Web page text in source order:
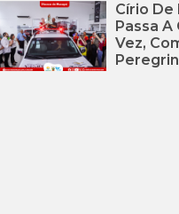
Círio De
Passa A
Vez,